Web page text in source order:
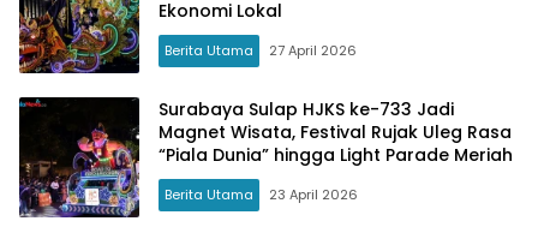
Ekonomi Lokal
Berita Utama 27 April 2026
Surabaya Sulap HJKS ke-733 Jadi
Magnet Wisata, Festival Rujak Uleg Rasa
“Piala Dunia” hingga Light Parade Meriah
Berita Utama 23 April 2026